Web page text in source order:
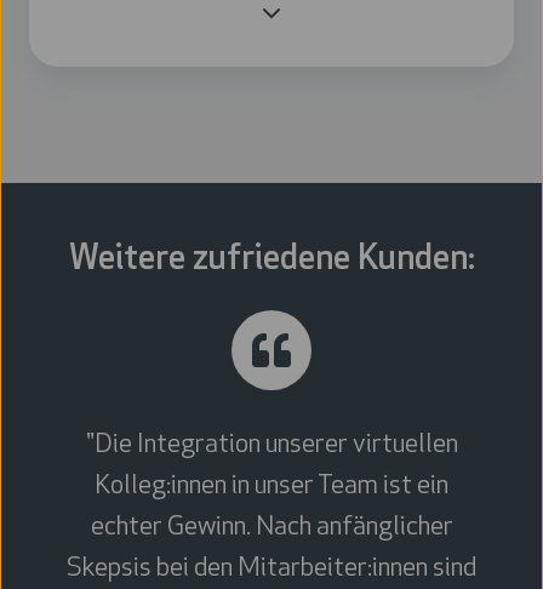
industrieller Abwärme
www.kew.at
Weitere zufriedene Kunden:
"Die Integration unserer virtuellen
Kolleg:innen in unser Team ist ein
echter Gewinn. Nach anfänglicher
Skepsis bei den Mitarbeiter:innen sind